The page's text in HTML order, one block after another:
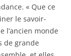
« Que ce
le savoir-
l’ancien monde
de grande